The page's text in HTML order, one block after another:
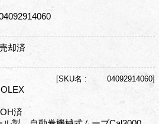
却済
[SKU名 : 04092914060]
済